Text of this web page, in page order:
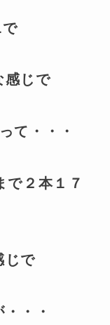
感じで
て・・・
で２本１７
じで
・・